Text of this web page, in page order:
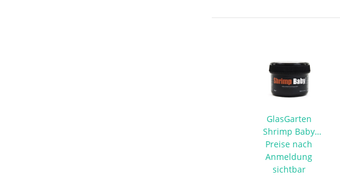
GlasGarten
Shrimp Baby
Food 35 g
Preise nach
Anmeldung
sichtbar